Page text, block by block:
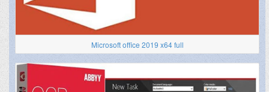
Microsoft office 2019 x64 full